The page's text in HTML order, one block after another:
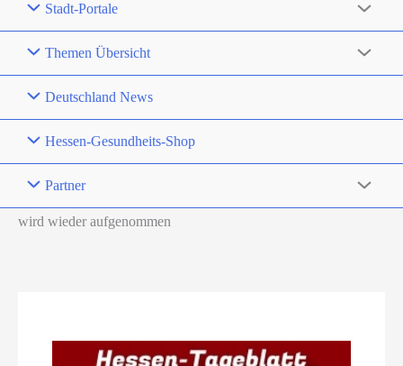
Stadt-Portale
Themen Übersicht
Deutschland News
Hessen-Gesundheits-Shop
Partner
wird wieder aufgenommen